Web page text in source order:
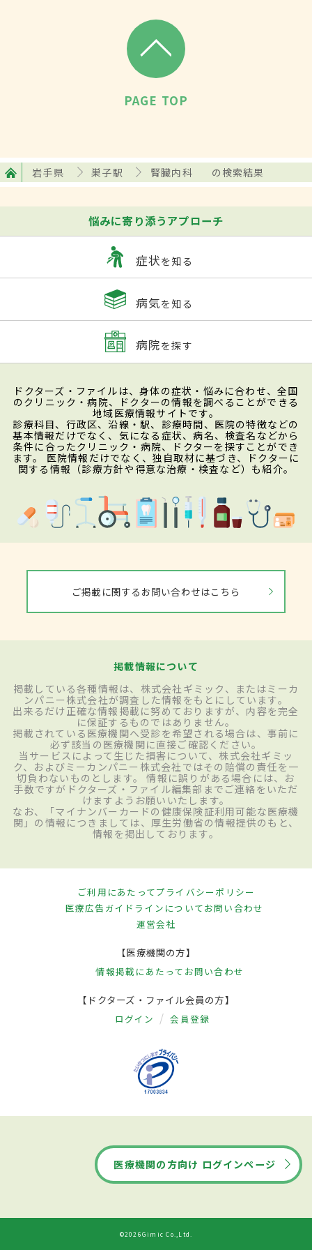
PAGE TOP
岩手県 巣子駅 腎臓内科 の検索結果
悩みに寄り添うアプローチ
症状を知る
病気を知る
病院を探す
ドクターズ・ファイルは、身体の症状・悩みに合わせ、全国
のクリニック・病院、ドクターの情報を調べることができる
地域医療情報サイトです。
診療科目、行政区、沿線・駅、診療時間、医院の特徴などの
基本情報だけでなく、気になる症状、病名、検査名などから
条件に合ったクリニック・病院、ドクターを探すことができ
ます。 医院情報だけでなく、独自取材に基づき、ドクターに
関する情報（診療方針や得意な治療・検査など）も紹介。
ご掲載に関するお問い合わせはこちら
掲載情報について
掲載している各種情報は、株式会社ギミック、またはミーカ
ンパニー株式会社が調査した情報をもとにしています。
出来るだけ正確な情報掲載に努めておりますが、内容を完全
に保証するものではありません。
掲載されている医療機関へ受診を希望される場合は、事前に
必ず該当の医療機関に直接ご確認ください。
当サービスによって生じた損害について、株式会社ギミッ
ク、およびミーカンパニー株式会社ではその賠償の責任を一
切負わないものとします。 情報に誤りがある場合には、お
手数ですがドクターズ・ファイル編集部までご連絡をいただ
けますようお願いいたします。
なお、「マイナンバーカードの健康保険証利用可能な医療機
関」の情報につきましては、厚生労働省の情報提供のもと、
情報を掲出しております。
ご利用にあたってプライバシーポリシー
医療広告ガイドラインについてお問い合わせ
運営会社
【医療機関の方】
情報掲載にあたって お問い合わせ
【ドクターズ・ファイル会員の方】
ログイン 会員登録
医療機関の方向け ログインページ
©2026Gimic Co.,Ltd.